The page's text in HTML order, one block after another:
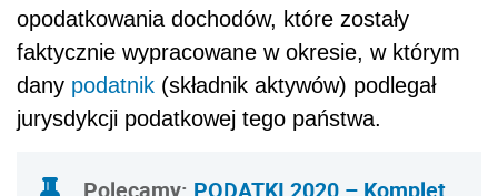
opodatkowania dochodów, które zostały
faktycznie wypracowane w okresie, w którym
dany podatnik (składnik aktywów) podlegał
jurysdykcji podatkowej tego państwa.